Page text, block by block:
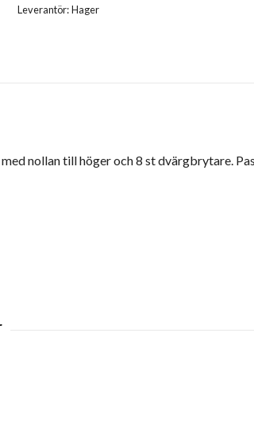
Leverantör:Hager
nollan till höger och 8 st dvärgbrytare.